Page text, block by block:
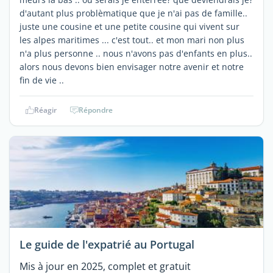
d'autant plus problèmatique que je n'ai pas de famille..
juste une cousine et une petite cousine qui vivent sur
les alpes maritimes ... c'est tout.. et mon mari non plus
n'a plus personne .. nous n'avons pas d'enfants en plus..
alors nous devons bien envisager notre avenir et notre
fin de vie ..
Réagir Répondre
Le guide de l'expatrié au Portugal
Mis à jour en 2025, complet et gratuit